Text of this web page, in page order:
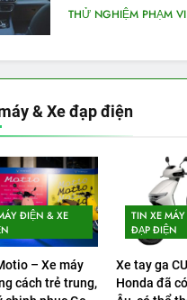
được bao nhiêu
THỬ NGHIỆM PHẠM
bao nhiêu km sau
THỬ NGHIỆM PHẠM VI
Xe điện Trung
‘bán rắn’ đi được
trong bài kiểm tra
THỬ NGHIỆM PHẠM VI
& Xe đạp điện
ĐIỆN & XE
– Xe máy
cách trẻ trung,
TIN XE
ĐẠP ĐIỆN
Xe tay ga
Honda đã